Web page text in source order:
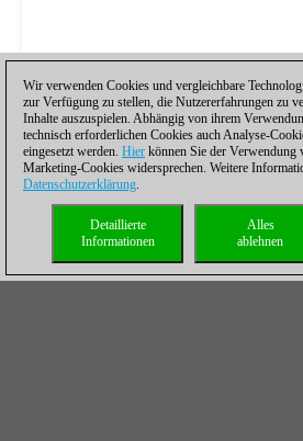
Wir verwenden Cookies und vergleichbare
zur Verfügung zu stellen, die Nutzererfahrungen zu
Inhalte auszuspielen. Abhängig von ihrem
technisch erforderlichen Cookies auch Analyse-
eingesetzt werden. Hier können Sie der Verwendung
Marketing-Cookies widersprechen. Weitere
Datenschutzerklärung.
Alles
ablehnen
Detaillierte
Informationen